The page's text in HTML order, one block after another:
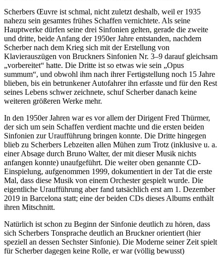
Scherbers Œuvre ist schmal, nicht zuletzt deshalb, weil er 1935
nahezu sein gesamtes frühes Schaffen vernichtete. Als seine
Hauptwerke dürfen seine drei Sinfonien gelten, gerade die zweite
und dritte, beide Anfang der 1950er Jahre entstanden, nachdem
Scherber nach dem Krieg sich mit der Erstellung von
Klavierauszügen von Bruckners Sinfonien Nr. 3–9 darauf gleichsam
„vorbereitet“ hatte. Die Dritte ist so etwas wie sein „Opus
summum“, und obwohl ihm nach ihrer Fertigstellung noch 15 Jahre
blieben, bis ein betrunkener Autofahrer ihn erfasste und für den Rest
seines Lebens schwer zeichnete, schuf Scherber danach keine
weiteren größeren Werke mehr.
In den 1950er Jahren war es vor allem der Dirigent Fred Thürmer,
der sich um sein Schaffen verdient machte und die ersten beiden
Sinfonien zur Uraufführung bringen konnte. Die Dritte hingegen
blieb zu Scherbers Lebzeiten allen Mühen zum Trotz (inklusive u. a.
einer Absage durch Bruno Walter, der mit dieser Musik nichts
anfangen konnte) unaufgeführt. Die weiter oben genannte CD-
Einspielung, aufgenommen 1999, dokumentiert in der Tat die erste
Mal, dass diese Musik von einem Orchester gespielt wurde. Die
eigentliche Uraufführung aber fand tatsächlich erst am 1. Dezember
2019 in Barcelona statt; eine der beiden CDs dieses Albums enthält
ihren Mitschnitt.
Natürlich ist schon zu Beginn der Sinfonie deutlich zu hören, dass
sich Scherbers Tonsprache deutlich an Bruckner orientiert (hier
speziell an dessen Sechster Sinfonie). Die Moderne seiner Zeit spielt
für Scherber dagegen keine Rolle, er war (völlig bewusst)